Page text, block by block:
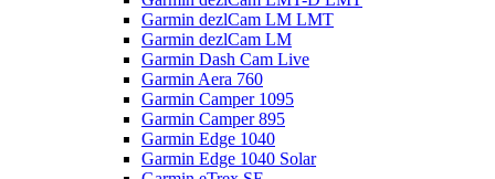
Garmin dezlCam LM LMT
Garmin dezlCam LM
Garmin Dash Cam Live
Garmin Aera 760
Garmin Camper 1095
Garmin Camper 895
Garmin Edge 1040
Garmin Edge 1040 Solar